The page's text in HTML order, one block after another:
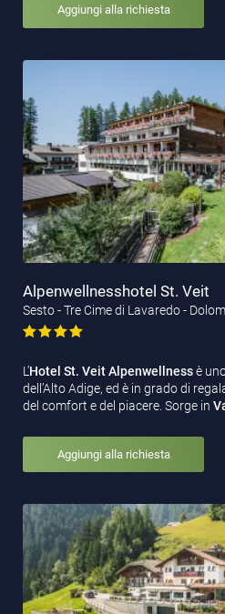
Aggiungi alla richiesta
Alpenwellnesshotel St. Veit
Sesto - Tre Cime di Lavaredo -
L’Hotel St. Veit Alpenwellnessè
dell’Alto Adige, ed è in grado di
del comfort e del piacere. Sorge in
Aggiungi alla richiesta